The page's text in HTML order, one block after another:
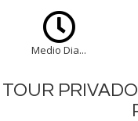
Medio Dia...
TOUR